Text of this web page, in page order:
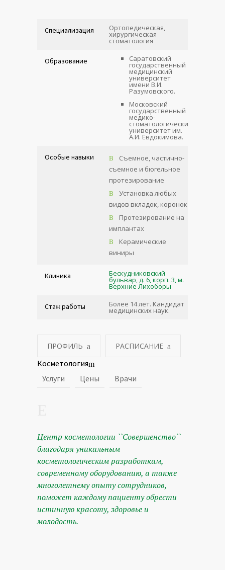
Специализация Ортопедическая,
хирургическая
стоматология
Образование Саратовский
государственный
медицинский
университет
имени В.И.
Разумовского.
Московский
государственный
медико-
стоматологический
университет им.
А.И. Евдокимова.
Особые навыки
Съемное, частично-
съемное и бюгельное
протезирование
Установка любых
видов вкладок, коронок
Протезирование на
имплантах
Керамические
виниры
Клиника Бескудниковский
бульвар, д. 6, корп. 3, м.
Верхние Лихоборы
Стаж работы Более 14 лет. Кандидат
медицинских наук.
ПРОФИЛЬ РАСПИСАНИЕ
Косметология
Услуги
Цены Врачи
Центр косметологии ``Совершенство``
благодаря уникальным
косметологическим разработкам,
современному оборудованию, а также
многолетнему опыту сотрудников,
поможет каждому пациенту обрести
истинную красоту, здоровье и
молодость.